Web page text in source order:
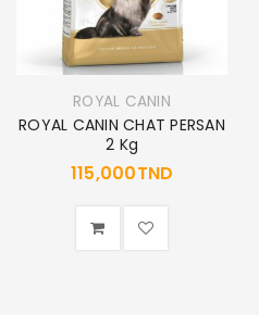
ROYAL CANIN
ROYAL CANIN CHAT PERSAN
2 Kg
115,000TND